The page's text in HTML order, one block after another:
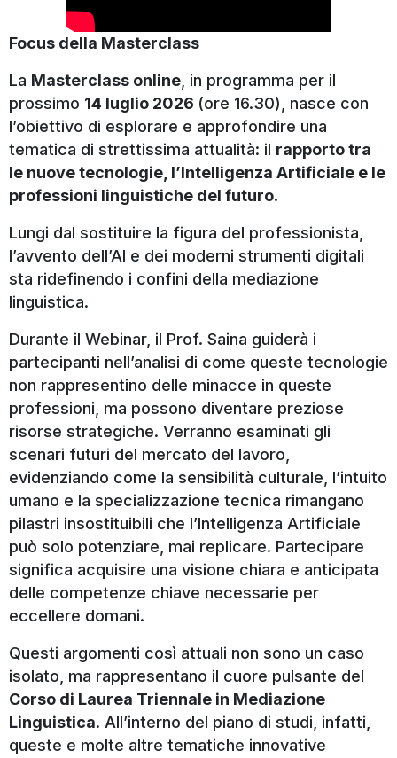
Focus della Masterclass
La Masterclass online , in programma per il
prossimo 14 luglio 2026 (ore 16.30), nasce con
l’obiettivo di esplorare e approfondire una
tematica di strettissima attualità: il rapporto tra
le nuove tecnologie, l’Intelligenza Artificiale e le
professioni linguistiche del futuro.
Lungi dal sostituire la figura del professionista,
l’avvento dell’AI e dei moderni strumenti digitali
sta ridefinendo i confini della mediazione
linguistica.
Durante il Webinar, il Prof. Saina guiderà i
partecipanti nell’analisi di come queste tecnologie
non rappresentino delle minacce in queste
professioni, ma possono diventare preziose
risorse strategiche. Verranno esaminati gli
scenari futuri del mercato del lavoro,
evidenziando come la sensibilità culturale, l’intuito
umano e la specializzazione tecnica rimangano
pilastri insostituibili che l’Intelligenza Artificiale
può solo potenziare, mai replicare. Partecipare
significa acquisire una visione chiara e anticipata
delle competenze chiave necessarie per
eccellere domani.
Questi argomenti così attuali non sono un caso
isolato, ma rappresentano il cuore pulsante del
Corso di Laurea Triennale in Mediazione
Linguistica. All’interno del piano di studi, infatti,
queste e molte altre tematiche innovative
Nome *
Cognome *
Email *
Cellulare
Scegli la data dell'Open Day
A quale Sede sei interessato/a *
Non determinerà la scelta della sede di
immatricolazione.
Come hai conosciuto la SSML Carlo Bo?
In quale anno ti vuoi iscrivere? *